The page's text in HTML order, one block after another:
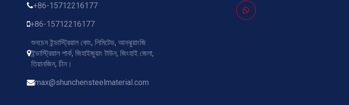
+86-15712216177
+86-15712216177
শুনচেন ইন্ডাস্ট্রিয়াল কোং, লিমিটেড, আনঝুয়াংজি
ইন্ডাস্ট্রিয়াল পার্ক, জিহাইজুয়াং টাউন, জিংহাই জেলা,
তিয়ানজিন, চীন।
max@shunchensteelmaterial.com